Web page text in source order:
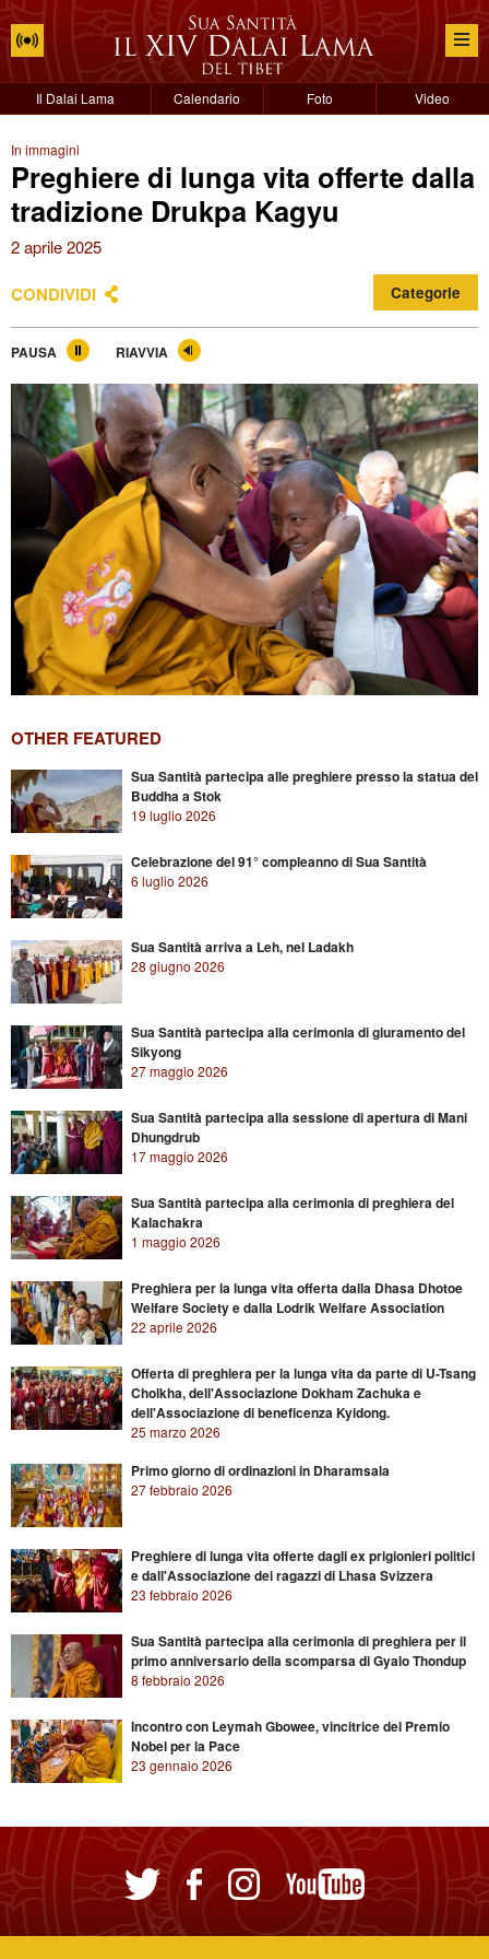
Il Dalai Lama Calendario Foto Video
In immagini
Preghiere di lunga vita offerte dalla
tradizione Drukpa Kagyu
2 aprile 2025
CONDIVIDI Categorie
PAUSA RIAVVIA
OTHER FEATURED
Sua Santità partecipa alle preghiere presso la statua del
Buddha a Stok
19 luglio 2026
Celebrazione del 91° compleanno di Sua Santità
6 luglio 2026
Sua Santità arriva a Leh, nel Ladakh
28 giugno 2026
Sua Santità partecipa alla cerimonia di giuramento del
Sikyong
27 maggio 2026
Sua Santità partecipa alla sessione di apertura di Mani
Dhungdrub
17 maggio 2026
Sua Santità partecipa alla cerimonia di preghiera del
Kalachakra
1 maggio 2026
Preghiera per la lunga vita offerta dalla Dhasa Dhotoe
Welfare Society e dalla Lodrik Welfare Association
22 aprile 2026
Offerta di preghiera per la lunga vita da parte di U-Tsang
Cholkha, dell'Associazione Dokham Zachuka e
dell'Associazione di beneficenza Kyidong.
25 marzo 2026
Primo giorno di ordinazioni in Dharamsala
27 febbraio 2026
Preghiere di lunga vita offerte dagli ex prigionieri politici
e dall'Associazione dei ragazzi di Lhasa Svizzera
23 febbraio 2026
Sua Santità partecipa alla cerimonia di preghiera per il
primo anniversario della scomparsa di Gyalo Thondup
8 febbraio 2026
Incontro con Leymah Gbowee, vincitrice del Premio
Nobel per la Pace
23 gennaio 2026